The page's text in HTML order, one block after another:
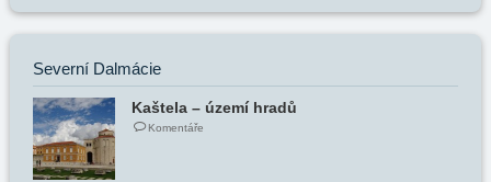
Severní Dalmácie
Kaštela – území hradů
Komentáře